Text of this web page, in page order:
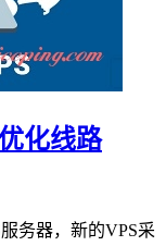
化线路
务器，新的VPS采